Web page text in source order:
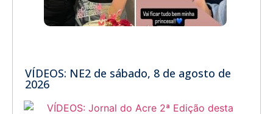
VÍDEOS: NE2 de sábado, 8 de agosto de
2026